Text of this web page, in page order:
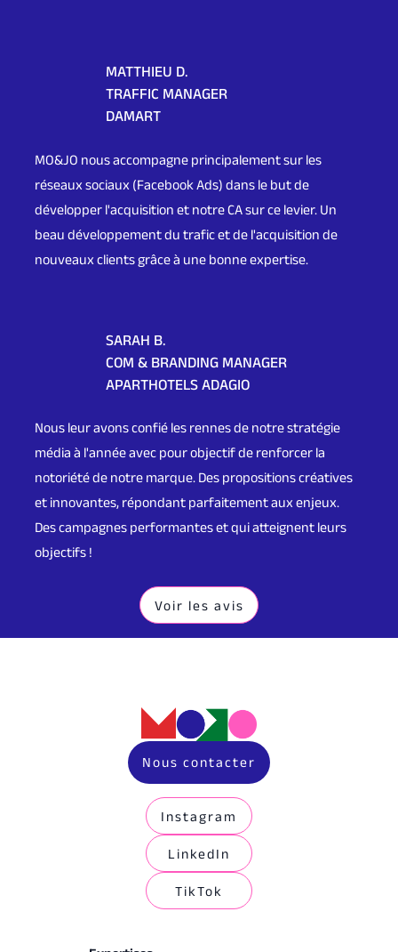
MATTHIEU D.
TRAFFIC MANAGER
DAMART
MO&JO nous accompagne principalement sur les
réseaux sociaux (Facebook Ads) dans le but de
développer l'acquisition et notre CA sur ce levier. Un
beau développement du trafic et de l'acquisition de
nouveaux clients grâce à une bonne expertise.
SARAH B.
COM & BRANDING MANAGER
APARTHOTELS ADAGIO
Nous leur avons confié les rennes de notre stratégie
média à l'année avec pour objectif de renforcer la
notoriété de notre marque. Des propositions créatives
et innovantes, répondant parfaitement aux enjeux.
Des campagnes performantes et qui atteignent leurs
objectifs !
Voir les avis
Nous contacter
Instagram
LinkedIn
TikTok